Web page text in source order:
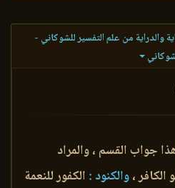
والدراية من علم التفسير للشوكاني -
جواب القسم ، والمراد
،والكنود : الكفور للنعمة